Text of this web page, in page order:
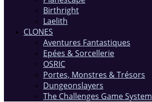
Birthright
Laelith
CLONES
Aventures Fantastiques
Epées & Sorcellerie
OSRIC
Portes, Monstres & Trésors
Dungeonslayers
The Challenges Game System